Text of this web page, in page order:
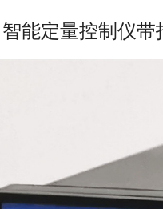
智能定量控制仪